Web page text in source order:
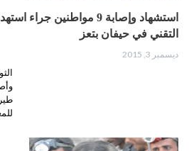
استشهاد وإصابة 9 مواطنين
التقني في حيفان بتعز
ديسمبر 3, 2015